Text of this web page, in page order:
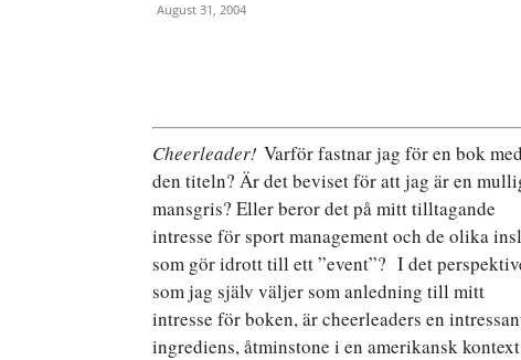
August 31, 2004
Cheerleader! Varför fastnar jag för en bok med
den titeln? Är det beviset för att jag är en
mansgris? Eller beror det på mitt tilltagande
intresse för sport management och de olika
som gör idrott till ett ”event”? I det
som jag själv väljer som anledning till mitt
intresse för boken, är cheerleaders en
ingrediens, åtminstone i en amerikansk